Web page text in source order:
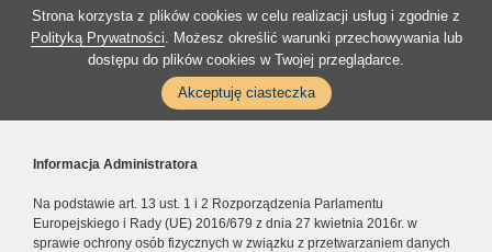
Strona korzysta z plików cookies w celu realizacji usług i zgodnie z
Polityką Prywatności. Możesz określić warunki przechowywania lub
dostępu do plików cookies w Twojej przeglądarce.
Akceptuję ciasteczka
Informacja Administratora
Na podstawie art. 13 ust. 1 i 2 Rozporządzenia Parlamentu
Europejskiego i Rady (UE) 2016/679 z dnia 27 kwietnia 2016r. w
sprawie ochrony osób fizycznych w związku z przetwarzaniem danych